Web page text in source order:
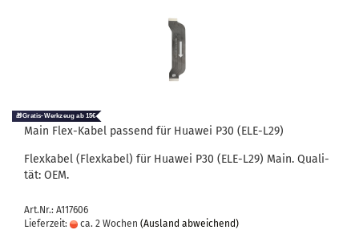
Main Flex-​Kabel pas­send für Hua­wei P30 (ELE-​L29)
Flex­ka­bel (Flex­ka­bel) für Hua­wei P30 (ELE-​L29) Main. Qua­li­
tät: OEM.
Art.Nr.: A117606
Lieferzeit:
ca. 2 Wochen (Ausland abweichend)